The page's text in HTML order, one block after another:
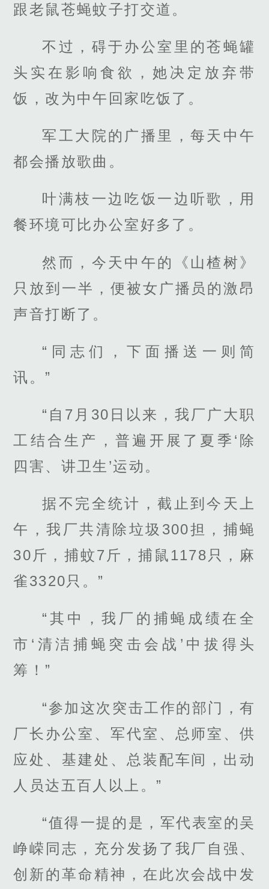
跟老鼠苍蝇蚊子打交道。
不过，碍于办公室里的苍蝇罐
头实在影响食欲，她决定放弃带
饭，改为中午回家吃饭了。
军工大院的广播里，每天中午
都会播放歌曲。
叶满枝一边吃饭一边听歌，用
餐环境可比办公室好多了。
然而，今天中午的《山楂树》
只放到一半，便被女广播员的激昂
声音打断了。
“同志们，下面播送一则简
讯。”
“自7月30日以来，我厂广大职
工结合生产，普遍开展了夏季‘除
四害、讲卫生’运动。
据不完全统计，截止到今天上
午，我厂共清除垃圾300担，捕蝇
30斤，捕蚊7斤，捕鼠1178只，麻
雀3320只。”
“其中，我厂的捕蝇成绩在全
市‘清洁捕蝇突击会战’中拔得头
筹！”
“参加这次突击工作的部门，有
厂长办公室、军代室、总师室、供
应处、基建处、总装配车间，出动
人员达五百人以上。”
“值得一提的是，军代表室的吴
峥嵘同志，充分发扬了我厂自强、
创新的革命精神，在此次会战中发